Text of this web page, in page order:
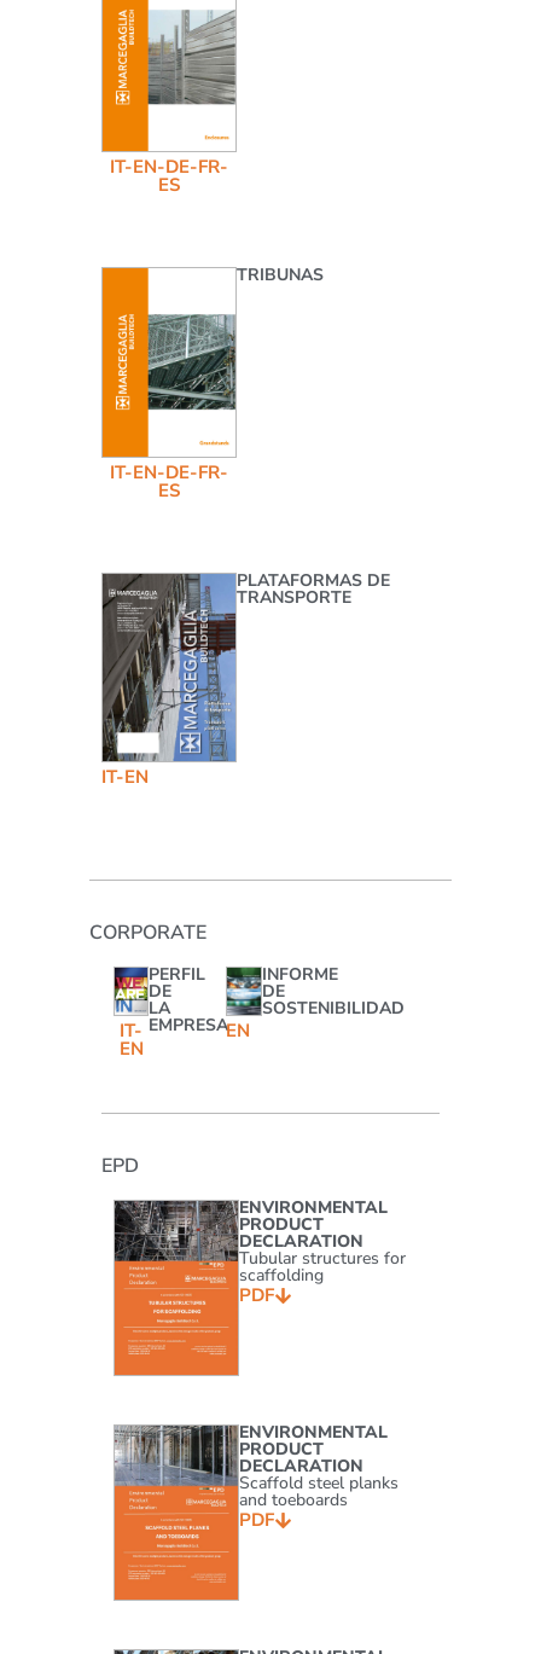
IT-EN-DE-FR-
ES
IT-EN-DE-FR-
ES
TRIBUNAS
IT-EN
PLATAFORMAS DE
TRANSPORTE
CORPORATE
IT-
EN
PERFIL
DE
LA
EMPRESAEN
INFORME
DE
SOSTENIBILIDAD
EPD
ENVIRONMENTAL
PRODUCT
DECLARATION
Tubular structures for
scaffolding
PDF
ENVIRONMENTAL
PRODUCT
DECLARATION
Scaffold steel planks
and toeboards
PDF